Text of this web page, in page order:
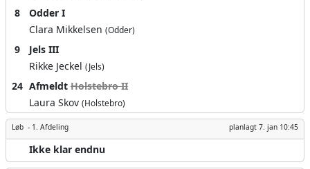
8
Odder I
Clara Mikkelsen (Odder)
9
Jels III
Rikke Jeckel (Jels)
24 AfmeldtHolstebro II
Laura Skov (Holstebro)
Løb - 1. Afdeling planlagt 7. jan 10:45
Ikke klar endnu